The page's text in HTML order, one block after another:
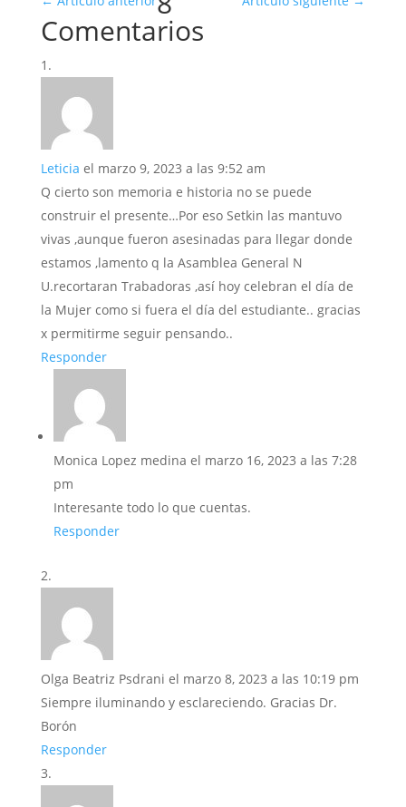
Comentarios
Leticia el marzo 9, 2023 a las 9:52 am
Q cierto son memoria e historia no se puede
construir el presente…Por eso Setkin las mantuvo
vivas ,aunque fueron asesinadas para llegar donde
estamos ,lamento q la Asamblea General N
U.recortaran Trabadoras ,así hoy celebran el día de
la Mujer como si fuera el día del estudiante.. gracias
x permitirme seguir pensando..
Responder
Monica Lopez medina el marzo 16, 2023 a las 7:28
pm
Interesante todo lo que cuentas.
Responder
Olga Beatriz Psdrani el marzo 8, 2023 a las 10:19 pm
Siempre iluminando y esclareciendo. Gracias Dr.
Borón
Responder